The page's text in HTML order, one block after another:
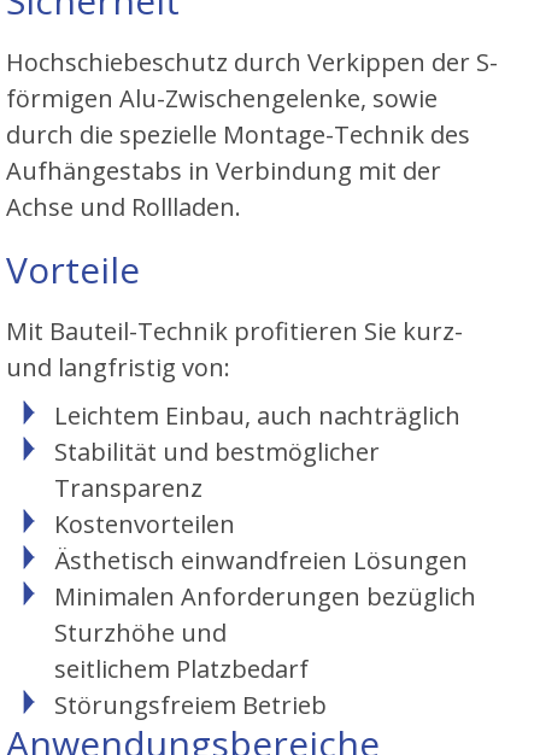
Hochschiebeschutz durch Verkippen der S-
förmigen Alu-Zwischengelenke, sowie
durch die spezielle Montage-Technik des
Aufhängestabs in Verbindung mit der
Achse und Rollladen.
Vorteile
Mit Bauteil-Technik profitieren Sie kurz-
und langfristig von:
Leichtem Einbau, auch nachträglich
Stabilität und bestmöglicher
Transparenz
Kostenvorteilen
Ästhetisch einwandfreien Lösungen
Minimalen Anforderungen bezüglich
Sturzhöhe und
seitlichem Platzbedarf
Störungsfreiem Betrieb
Anwendungsbereiche